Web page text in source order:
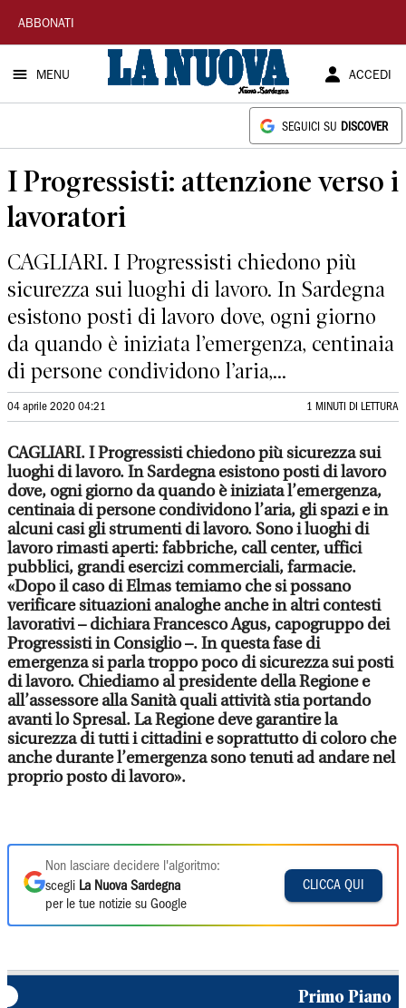
La
Nuova
Sardegna
ABBONATI
MENU ACCEDI
SEGUICI SU DISCOVER
I Progressisti: attenzione verso i
lavoratori
CAGLIARI. I Progressisti chiedono più
sicurezza sui luoghi di lavoro. In Sardegna
esistono posti di lavoro dove, ogni giorno
da quando è iniziata l’emergenza, centinaia
di persone condividono l’aria,...
04 aprile 2020 04:21 1 MINUTI DI LETTURA
CAGLIARI. I Progressisti chiedono più sicurezza sui
luoghi di lavoro. In Sardegna esistono posti di lavoro
dove, ogni giorno da quando è iniziata l’emergenza,
centinaia di persone condividono l’aria, gli spazi e in
alcuni casi gli strumenti di lavoro. Sono i luoghi di
lavoro rimasti aperti: fabbriche, call center, uffici
pubblici, grandi esercizi commerciali, farmacie.
«Dopo il caso di Elmas temiamo che si possano
verificare situazioni analoghe anche in altri contesti
lavorativi – dichiara Francesco Agus, capogruppo dei
Progressisti in Consiglio –. In questa fase di
emergenza si parla troppo poco di sicurezza sui posti
di lavoro. Chiediamo al presidente della Regione e
all’assessore alla Sanità quali attività stia portando
avanti lo Spresal. La Regione deve garantire la
sicurezza di tutti i cittadini e soprattutto di coloro che
anche durante l’emergenza sono tenuti ad andare nel
proprio posto di lavoro».
Non lasciare decidere l'algoritmo:
scegli La Nuova Sardegna
per le tue notizie su Google
CLICCA QUI
Primo Piano